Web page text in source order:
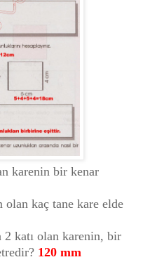
karenin bir kenar
kaç tane kare elde
katı olan karenin, bir
120 mm